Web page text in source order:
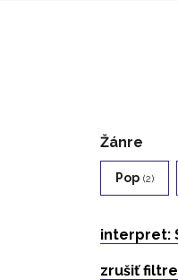
Žánre
Pop (2)
interpret:
zrušiť filtre